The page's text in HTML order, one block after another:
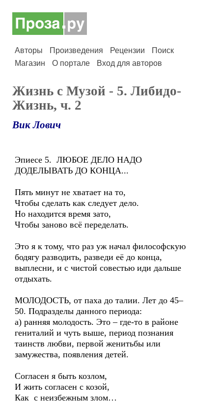
Авторы Произведения Рецензии
Поиск
Магазин
О портале Вход для авторов
Жизнь с Музой - 5. Либидо-
Жизнь, ч. 2
Вик Лович
Эпиесе 5. ЛЮБОЕ ДЕЛО НАДО
ДОДЕЛЫВАТЬ ДО КОНЦА...
Пять минут не хватает на то,
Чтобы сделать как следует дело.
Но находится время зато,
Чтобы заново всё переделать.
Это я к тому, что раз уж начал философскую
бодягу разводить, разведи её до конца,
выплесни, и с чистой совестью иди дальше
отдыхать.
МОЛОДОСТЬ, от паха до талии. Лет до 45–
50. Подразделы данного периода:
а) ранняя молодость. Это – где-то в районе
гениталий и чуть выше, период познания
таинств любви, первой женитьбы или
замужества, появления детей.
Согласен я быть козлом,
И жить согласен с козой,
Как с неизбежным злом…